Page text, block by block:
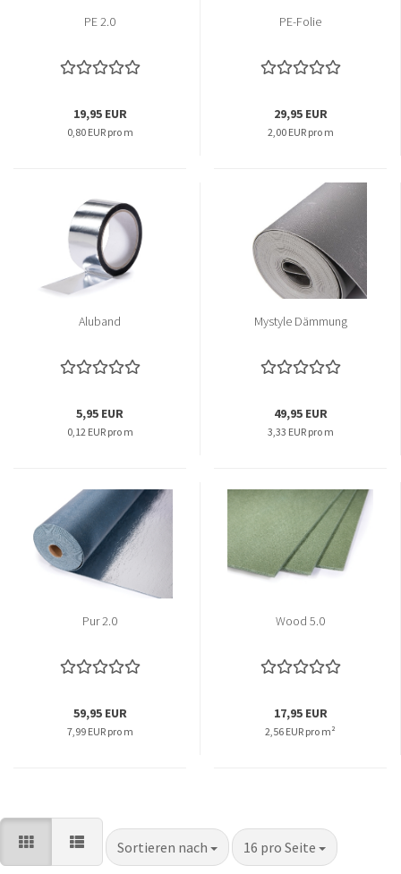
PE 2.0
19,95 EUR
0,80 EUR pro m
PE-Folie
29,95 EUR
2,00 EUR pro m
Aluband
5,95 EUR
0,12 EUR pro m
Mystyle Dämmung
49,95 EUR
3,33 EUR pro m
Pur 2.0
59,95 EUR
7,99 EUR pro m
Wood 5.0
17,95 EUR
2,56 EUR pro m²
Sortieren nach
Sortieren nach 16 pro Seite
pro Seite